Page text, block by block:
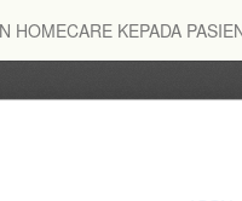
HOMECARE KEPADA